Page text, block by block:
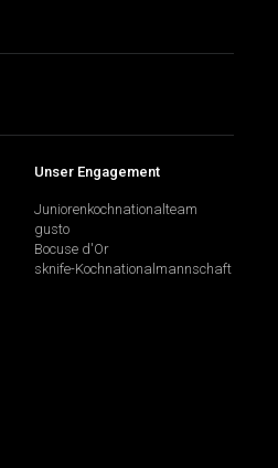
Unser Engagement
Juniorenkochnationalteam
gusto
Bocuse d'Or
sknife-Kochnationalmannschaft